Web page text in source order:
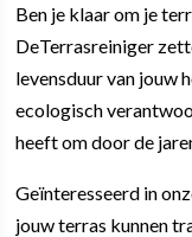
Ben je klaar om je
DeTerrasreiniger
levensduur van jouw
ecologisch
heeft om door de
Geïnteresseerd in
jouw terras kunnen